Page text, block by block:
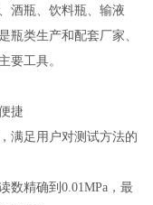
酒瓶、饮料瓶、输液
瓶类生产和配套厂家、
要工具。
捷
满足用户对测试方法的
数精确到0.01MPa，最